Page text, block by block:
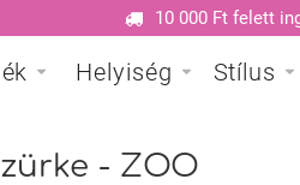
10 000 Ft felett
Helyiség Stílus
- ZOO